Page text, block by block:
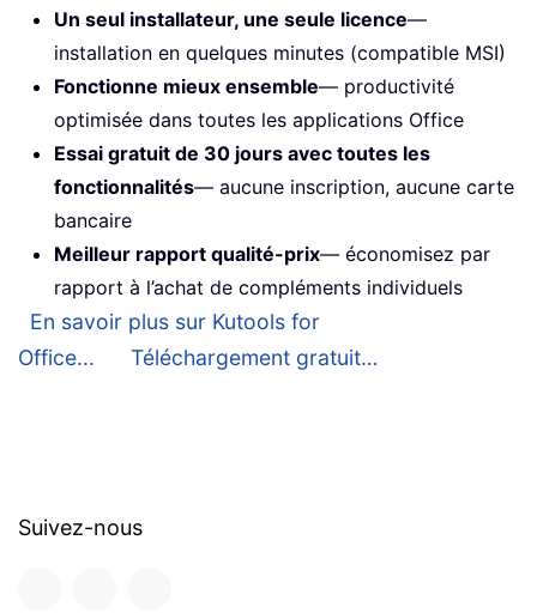
Un seul installateur, une seule licence—
installation en quelques minutes (compatible MSI)
Fonctionne mieux ensemble— productivité
optimisée dans toutes les applications Office
Essai gratuit de 30 jours avec toutes les
fonctionnalités— aucune inscription, aucune carte
bancaire
Meilleur rapport qualité-prix— économisez par
rapport à l’achat de compléments individuels
En savoir plus sur Kutools for
Office...
Téléchargement gratuit…
Suivez-nous